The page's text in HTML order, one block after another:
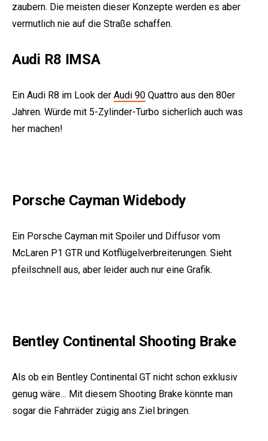
zaubern. Die meisten dieser Konzepte werden es aber
vermutlich nie auf die Straße schaffen.
Audi R8 IMSA
Ein Audi R8 im Look der Audi 90 Quattro aus den 80er
Jahren. Würde mit 5-Zylinder-Turbo sicherlich auch was
her machen!
Porsche Cayman Widebody
Ein Porsche Cayman mit Spoiler und Diffusor vom
McLaren P1 GTR und Kotflügelverbreiterungen. Sieht
pfeilschnell aus, aber leider auch nur eine Grafik.
Bentley Continental Shooting Brake
Als ob ein Bentley Continental GT nicht schon exklusiv
genug wäre… Mit diesem Shooting Brake könnte man
sogar die Fahrräder zügig ans Ziel bringen.